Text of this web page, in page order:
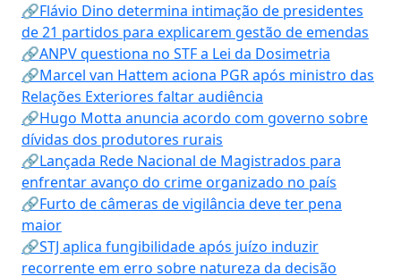
🔗Flávio Dino determina intimação de presidentes
de 21 partidos para explicarem gestão de emendas
🔗ANPV questiona no STF a Lei da Dosimetria
🔗Marcel van Hattem aciona PGR após ministro das
Relações Exteriores faltar audiência
🔗Hugo Motta anuncia acordo com governo sobre
dívidas dos produtores rurais
🔗Lançada Rede Nacional de Magistrados para
enfrentar avanço do crime organizado no país
🔗Furto de câmeras de vigilância deve ter pena
maior
🔗STJ aplica fungibilidade após juízo induzir
recorrente em erro sobre natureza da decisão